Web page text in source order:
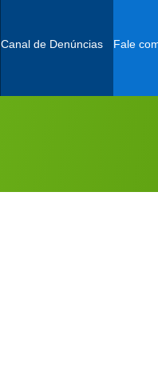
Canal de Denúncias Fale